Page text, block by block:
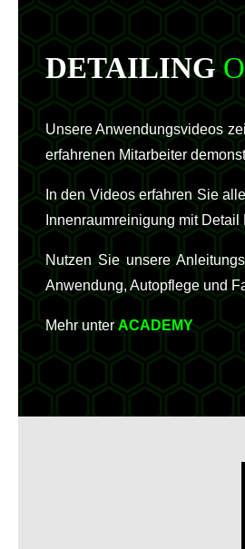
DETAILING
Unsere Anwendungsvideos
erfahrenen Mitarbeiter
In den Videos erfahren Sie
Innenraumreinigung mit
Nutzen Sie unsere
Anwendung, Autopflege und
Mehr unterACADEMY